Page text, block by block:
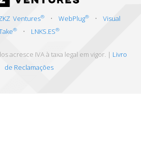
Ventures® • WebPlug® • Visual
®• LNKS.ES®
acresce IVA à taxa legal em vigor. | Livro
de Reclamações